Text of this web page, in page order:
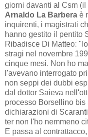
giorni davanti al Csm
Arnaldo La Barbera è
inquirenti, i magistrati
hanno gestito il pentito
Ribadisce Di Matteo:
stragi nel novembre
cinque mesi. Non ho
l'avevano interrogato
non seppi dei dubbi
dal dottor Saieva
processo Borsellino
dichiarazioni di
ter non l'ho nemmeno
E passa al